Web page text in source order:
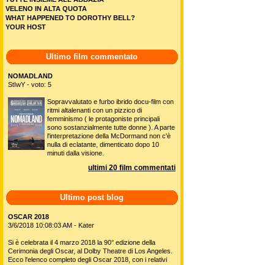
VELENO IN ALTA QUOTA
WHAT HAPPENED TO DOROTHY BELL?
YOUR HOST
Ultimo film commentato
NOMADLAND
StIwY - voto: 5
Sopravvalutato e furbo ibrido docu-film con
ritmi altalenanti con un pizzico di
femminismo ( le protagoniste principali
sono sostanzialmente tutte donne ). A parte
l'interpretazione della McDormand non c'è
nulla di eclatante, dimenticato dopo 10
minuti dalla visione.
ultimi 20 film commentati
Ultimo post blog
OSCAR 2018
3/6/2018 10:08:03 AM - Kater
Si è celebrata il 4 marzo 2018 la 90° edizione della
Cerimonia degli Oscar, al Dolby Theatre di Los Angeles.
Ecco l'elenco completo degli Oscar 2018, con i relativi